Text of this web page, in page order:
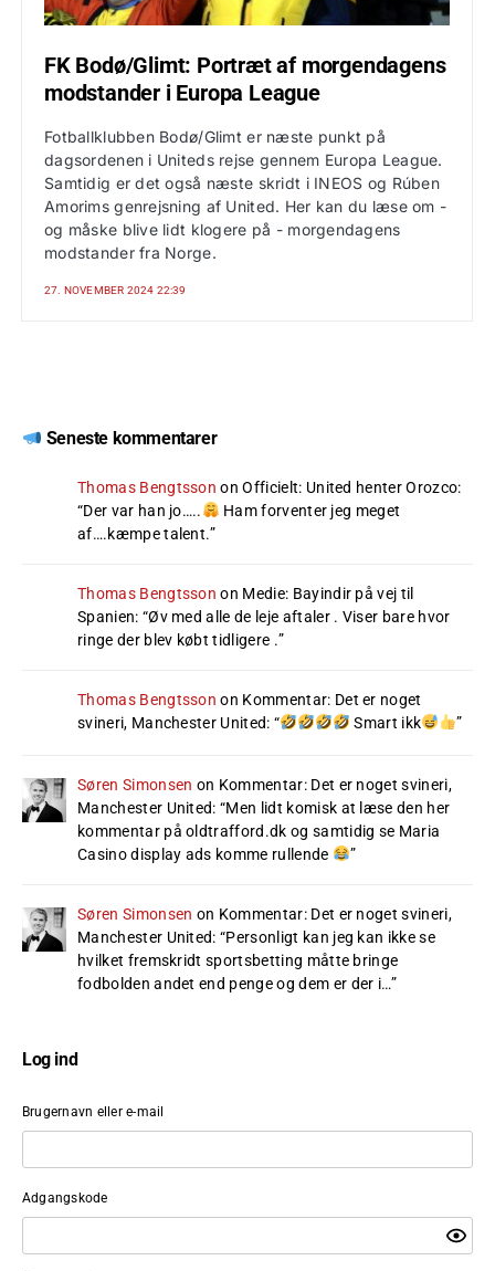
FK Bodø/Glimt: Portræt af morgendagens
modstander i Europa League
Fotballklubben Bodø/Glimt er næste punkt på
dagsordenen i Uniteds rejse gennem Europa League.
Samtidig er det også næste skridt i INEOS og Rúben
Amorims genrejsning af United. Her kan du læse om -
og måske blive lidt klogere på - morgendagens
modstander fra Norge.
27. NOVEMBER 2024 22:39
Seneste kommentarer
Thomas Bengtsson onOfficielt: United henter Orozco:
“Der var han jo…..
Ham forventer jeg meget
af….kæmpe talent.”
Thomas Bengtsson on Medie: Bayindir på vej til
Spanien: “Øv med alle de leje aftaler . Viser bare hvor
ringe der blev købt tidligere .”
Thomas Bengtsson on Kommentar: Det er noget
svineri, Manchester United: “ Smart ikk ”
Søren Simonsen on Kommentar: Det er noget svineri,
Manchester United: “Men lidt komisk at læse den her
kommentar på oldtrafford.dk og samtidig se Maria
Casino display ads komme rullende
”
Søren Simonsen on Kommentar: Det er noget svineri,
Manchester United: “Personligt kan jeg kan ikke se
hvilket fremskridt sportsbetting måtte bringe
fodbolden andet end penge og dem er der i…”
Log ind
Brugernavn eller e-mail
Adgangskode